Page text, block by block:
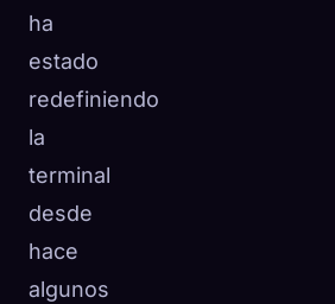
ha
estado
redefiniendo
la
terminal
desde
hace
algunos